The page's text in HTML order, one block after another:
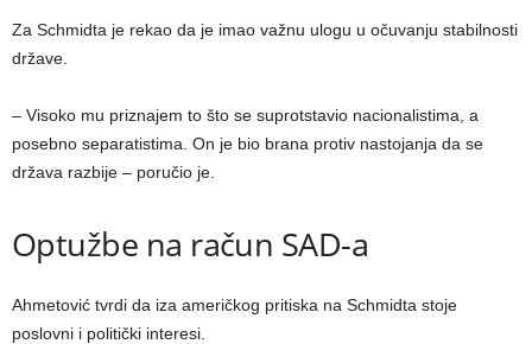
Za Schmidta je rekao da je imao važnu ulogu u očuvanju stabilnosti
države.
– Visoko mu priznajem to što se suprotstavio nacionalistima, a
posebno separatistima. On je bio brana protiv nastojanja da se
država razbije – poručio je.
Optužbe na račun SAD-a
Ahmetović tvrdi da iza američkog pritiska na Schmidta stoje
poslovni i politički interesi.